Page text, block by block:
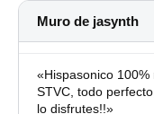
Muro de jasynth
«Hispasonico
STVC, todo
lo disfrutes!!»